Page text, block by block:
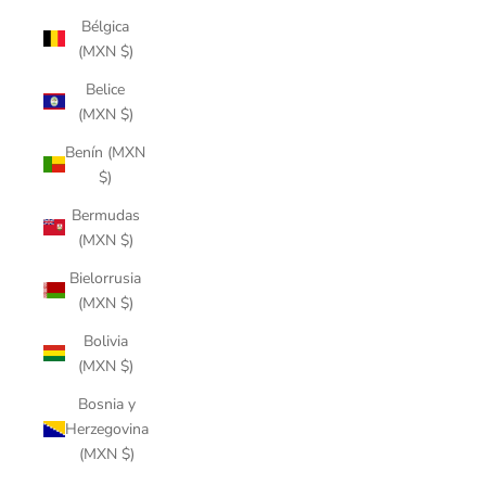
Bélgica
(MXN $)
Belice
(MXN $)
Benín (MXN
$)
Bermudas
(MXN $)
Bielorrusia
(MXN $)
Bolivia
(MXN $)
Bosnia y
Herzegovina
(MXN $)